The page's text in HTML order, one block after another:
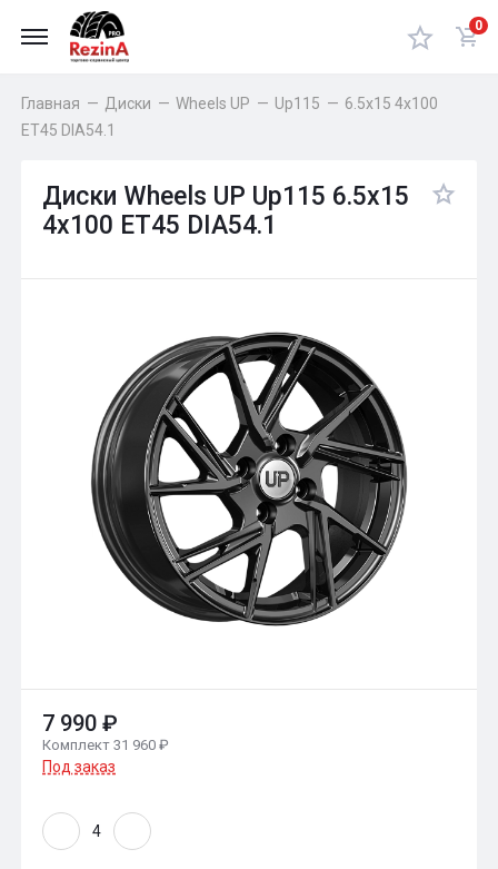
0
Главная — Диски — Wheels UP — Up115 — 6.5x15 4x100
ET45 DIA54.1
Диски Wheels UP Up115 6.5x15
4x100 ET45 DIA54.1
7 990 ₽
Комплект 31 960 ₽
Под заказ